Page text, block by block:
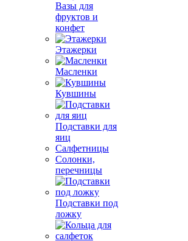
Вазы для
фруктов и
конфет
Этажерки
Масленки
Кувшины
Подставки для
яиц
Салфетницы
Солонки,
перечницы
Подставки под
ложку